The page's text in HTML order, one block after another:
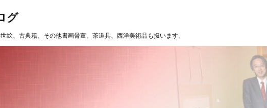
グ
絵、古典籍、その他書画骨董。茶道具、西洋美術品も扱います。